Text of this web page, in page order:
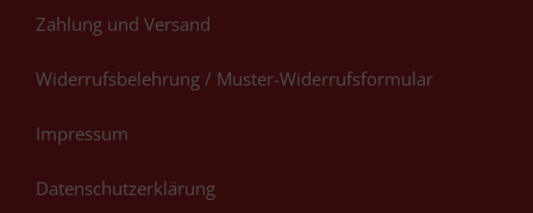
Zahlung und Versand
Widerrufsbelehrung / Muster-Widerrufsformular
Impressum
Datenschutzerklärung